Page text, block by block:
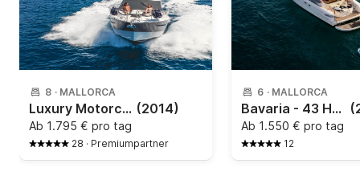
8 · MALLORCA
Luxury Motorcruiser with Toys - Private dining available on board (2014)
Ab 1.795 € pro tag
28 · Premiumpartner
6 · MALLORCA
Bavaria - 43 HT Sport
Ab 1.550 € pro tag
12